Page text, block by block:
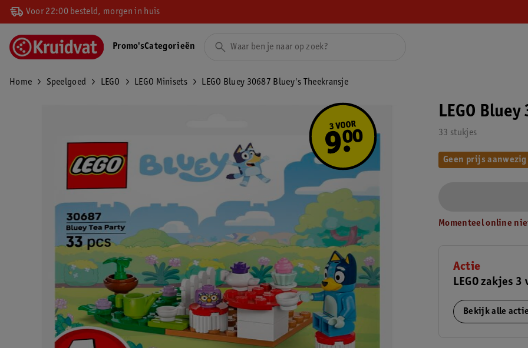
Voor 22:00 besteld, morgen in huis
Promo'sCategorieën
Home Speelgoed LEGO LEGO Minisets LEGO Bluey 30687 Bluey's Theekransje
LEGO
33 stukjes
Geen prijs aanwezig
Momenteel online
Actie
LEGO zakjes 3
Bekijk alle